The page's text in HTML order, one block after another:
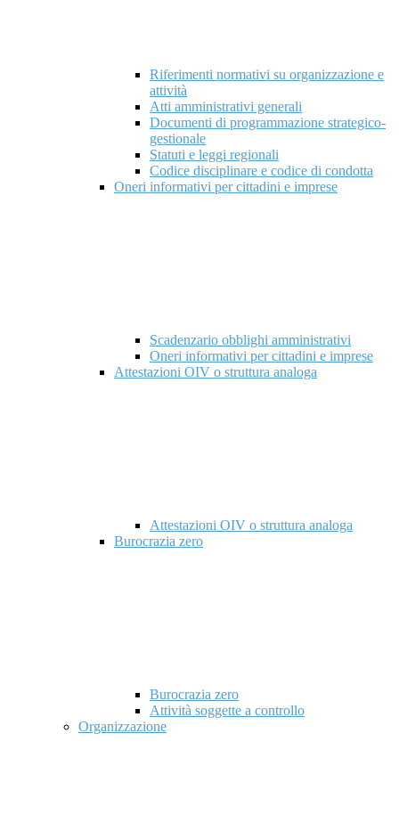
Riferimenti normativi su organizzazione e
attività
Atti amministrativi generali
Documenti di programmazione strategico-
gestionale
Statuti e leggi regionali
Codice disciplinare e codice di condotta
Oneri informativi per cittadini e imprese
Scadenzario obblighi amministrativi
Oneri informativi per cittadini e imprese
Attestazioni OIV o struttura analoga
Attestazioni OIV o struttura analoga
Burocrazia zero
Burocrazia zero
Attività soggette a controllo
Organizzazione